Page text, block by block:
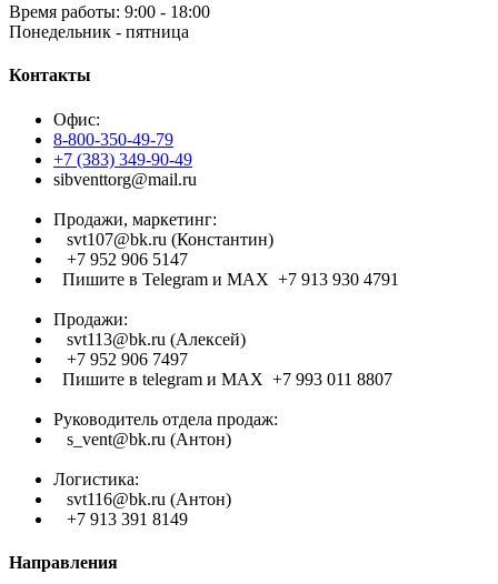
Время работы: 9:00 - 18:00
Понедельник - пятница
Контакты
Офис:
8-800-350-49-79
+7 (383) 349-90-49
sibventtorg@mail.ru
Продажи, маркетинг:
svt107@bk.ru (Константин)
+7 952 906 5147
Пишите в Telegram и МАХ +7 913 930 4791
Продажи:
svt113@bk.ru (Алексей)
+7 952 906 7497
Пишите в telegram и МАХ +7 993 011 8807
Руководитель отдела продаж:
s_vent@bk.ru (Антон)
Логистика:
svt116@bk.ru (Антон)
+7 913 391 8149
Направления